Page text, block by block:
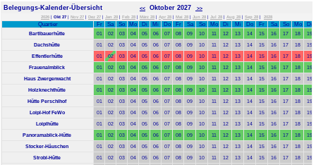
Belegungs-Kalender-Übersicht << Oktober 2027 >>
2026 | Okt 27 | Nov 27 | Dez 27 | Jan 28 | Feb 28 | März 28 | Apr 28 | Mai 28 | Jun 28 | Jul 28 | Aug 28 | Sep 28 | 2028
Quartier Fr Sa So Mo Di Mi Do Fr Sa So Mo Di Mi Do Fr Sa So Mo
Di
Bartlbauerhütte
01 02 03 04 05 06 07 08 09 10 11 12 13 14 15 16 17 18
19
Dachshütte
01 02 03 04 05 06 07 08 09 10 11 12 13 14 15 16 17 18
19
Effentlerhütte
01 02 03 04 05 06 07 08 09 10 11 12 13 14 15 16 17 18
19
Frauenalmblick
01 02 03 04 05 06 07 08 09 10 11 12 13 14 15 16 17 18
19
Haus Zwergenwacht
01 02 03 04 05 06 07 08 09 10 11 12 13 14 15 16 17 18
19
Holzknechthütte
01 02 03 04 05 06 07 08 09 10 11 12 13 14 15 16 17 18
19
Hütte Perschlhof
01 02 03 04 05 06 07 08 09 10 11 12 13 14 15 16 17 18
19
Loipl-Hof FeWo
01 02 03 04 05 06 07 08 09 10 11 12 13 14 15 16 17 18
19
Loiplhütte
01 02 03 04 05 06 07 08 09 10 11 12 13 14 15 16 17 18
19
Panoramablick-Hütte
01 02 03 04 05 06 07 08 09 10 11 12 13 14 15 16 17 18
19
Stocker-Häuschen
01 02 03 04 05 06 07 08 09 10 11 12 13 14 15 16 17 18
19
Strobl-Hütte
01 02 03 04 05 06 07 08 09 10 11 12 13 14 15 16 17 18
19